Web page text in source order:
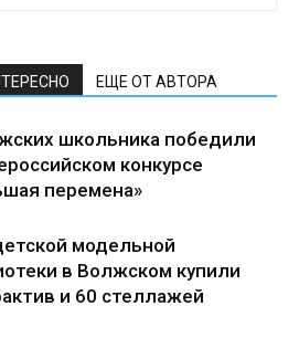
ЕЩЕ ОТ АВТОРА
школьника победили
конкурсе
перемена»
модельной
в Волжском купили
и 60 стеллажей